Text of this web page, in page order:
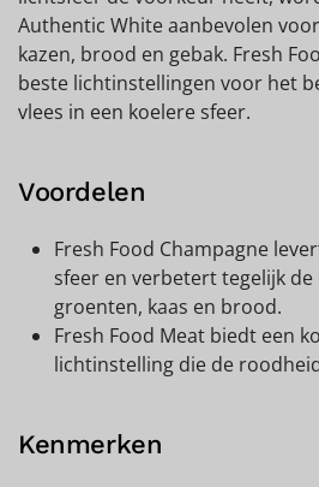
Authentic White aanbevolen
kazen, brood en gebak. Fresh
beste lichtinstellingen voor het
vlees in een koelere sfeer.
Voordelen
Fresh Food Champagne
sfeer en verbetert tegelijk
groenten, kaas en brood.
Fresh Food Meat biedt een
lichtinstelling die de
Kenmerken